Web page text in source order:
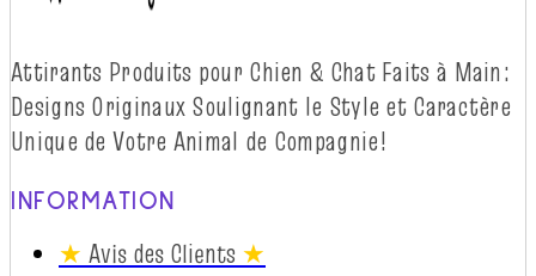
Attirants Produits pour Chien & Chat Faits à Main:
Designs Originaux Soulignant le Style et Caractère
Unique de Votre Animal de Compagnie!
INFORMATION
★ Avis des Clients ★